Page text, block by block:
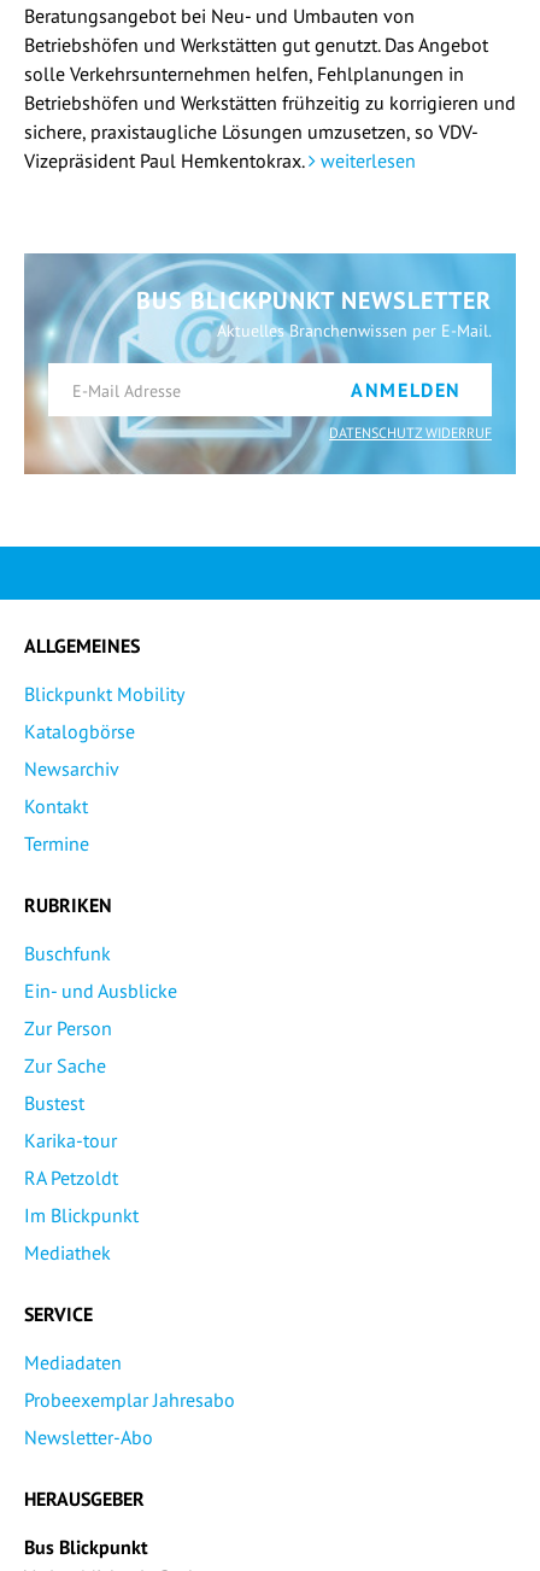
Beratungsangebot bei Neu- und Umbauten von
Betriebshöfen und Werkstätten gut genutzt. Das Angebot
solle Verkehrsunternehmen helfen, Fehlplanungen in
Betriebshöfen und Werkstätten frühzeitig zu korrigieren und
sichere, praxistaugliche Lösungen umzusetzen, so VDV-
Vizepräsident Paul Hemkentokrax.
weiterlesen
BUS BLICKPUNKT NEWSLETTER
Aktuelles Branchenwissen per E-Mail.
ANMELDEN
DATENSCHUTZ WIDERRUF
ALLGEMEINES
Blickpunkt Mobility
Katalogbörse
Newsarchiv
Kontakt
Termine
RUBRIKEN
Buschfunk
Ein- und Ausblicke
Zur Person
Zur Sache
Bustest
Karika-tour
RA Petzoldt
Im Blickpunkt
Mediathek
SERVICE
Mediadaten
Probeexemplar Jahresabo
Newsletter-Abo
HERAUSGEBER
Bus Blickpunkt